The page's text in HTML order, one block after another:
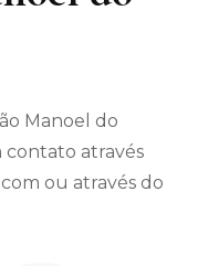
Manoel do
contato através
ou através do